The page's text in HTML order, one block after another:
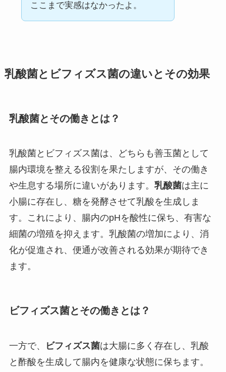
ここまで実感はなかったよ。
乳酸菌とビフィズス菌の違いとその効果
乳酸菌とその働きとは？
乳酸菌とビフィズス菌は、どちらも善玉菌として
腸内環境を整える役割を果たしますが、その働き
や生息する場所に違いがあります。 乳酸菌は主に
小腸に存在し、糖を発酵させて乳酸を生成しま
す。これにより、腸内のpHを酸性に保ち、有害な
細菌の増殖を抑えます。乳酸菌の増加により、消
化が促進され、便通が改善される効果が期待でき
ます。
ビフィズス菌とその働きとは？
一方で、 ビフィズス菌は大腸に多く存在し、乳酸
と酢酸を生成して腸内を健康な状態に保ちます。